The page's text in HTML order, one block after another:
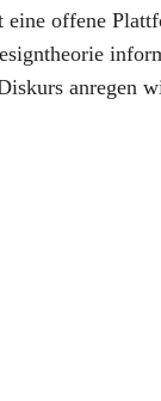
eine offene
anregen